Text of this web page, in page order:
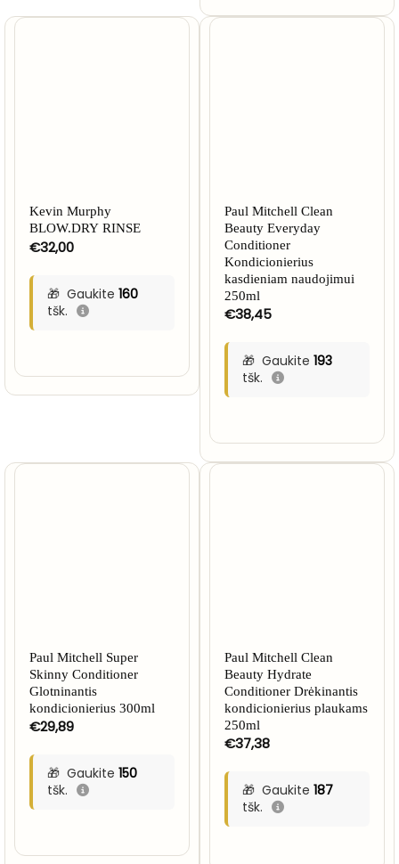
Kevin Murphy
BLOW.DRY RINSE
€32,00
Gaukite 160
tšk.
Paul Mitchell Clean
Beauty Everyday
Conditioner
Kondicionierius
kasdieniam naudojimui
250ml
€38,45
Gaukite 193
tšk.
Paul Mitchell Super
Skinny Conditioner
Glotninantis
kondicionierius 300ml
€29,89
Gaukite 150
tšk.
Paul Mitchell Clean
Beauty Hydrate
Conditioner Drėkinantis
kondicionierius plaukams
250ml
€37,38
Gaukite 187
tšk.